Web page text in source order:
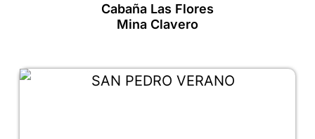
Cabaña Las Flores
Mina Clavero